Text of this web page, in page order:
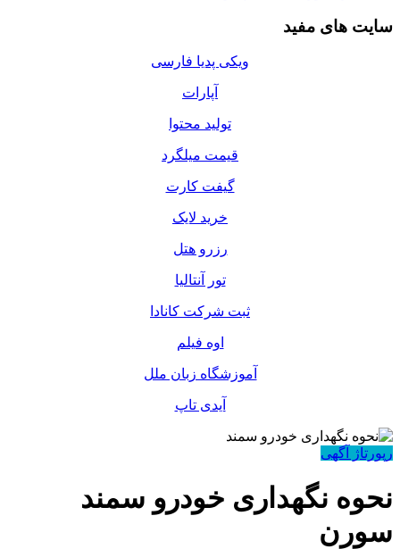
سایت های مفید
ویکی پدیا فارسی
آپارات
تولید محتوا
قیمت میلگرد
گیفت کارت
خرید لایک
رزرو هتل
تور آنتالیا
ثبت شرکت کانادا
اوه فیلم
آموزشگاه زبان ملل
آیدی تاپ
رپورتاژ آگهی
نحوه نگهداری خودرو سمند
سورن